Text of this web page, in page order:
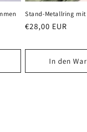
Stand-Metallring mit
Normaler
€28,00 EUR
In den